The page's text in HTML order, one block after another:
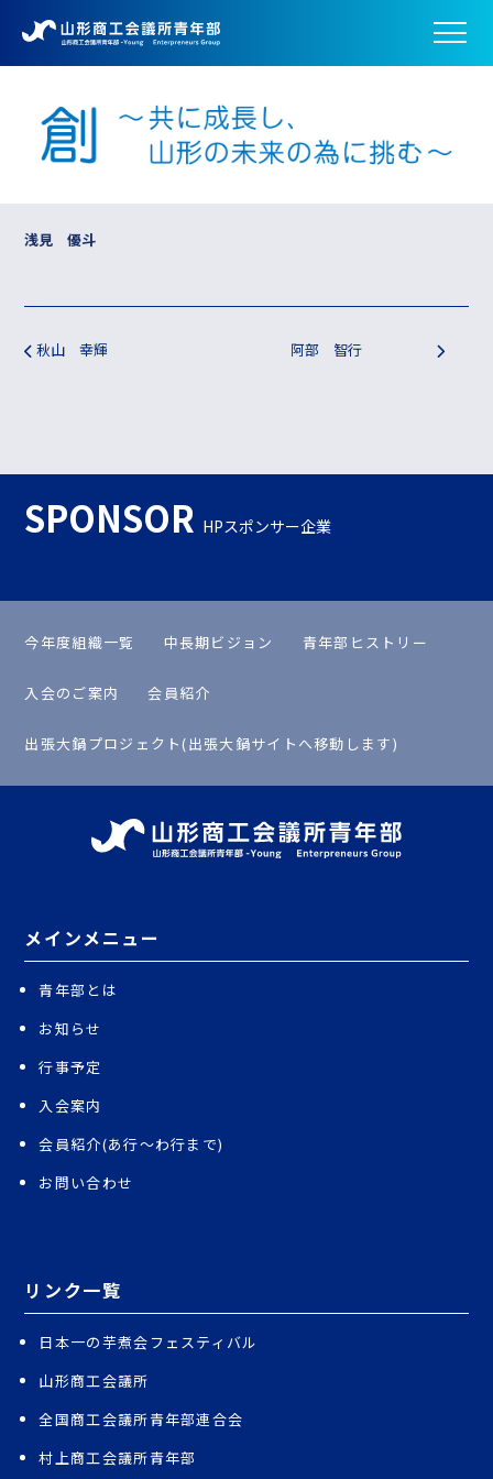
浅見 優斗
投稿ナビゲーション
秋山 幸輝 阿部 智行
SPONSOR HPスポンサー企業
今年度組織一覧 中長期ビジョン 青年部ヒストリー
入会のご案内 会員紹介
出張大鍋プロジェクト(出張大鍋サイトへ移動します)
メインメニュー
青年部とは
お知らせ
行事予定
入会案内
会員紹介(あ行〜わ行まで)
お問い合わせ
リンク一覧
日本一の芋煮会フェスティバル
山形商工会議所
全国商工会議所青年部連合会
村上商工会議所青年部